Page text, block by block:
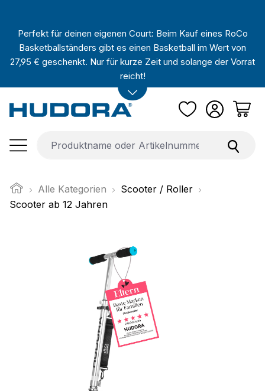
Perfekt für deinen eigenen Court: Beim Kauf eines RoCo
Basketballständers gibt es einen Basketball im Wert von
27,95 € geschenkt. Nur für kurze Zeit und solange der Vorrat
reicht!
Alle Kategorien
Scooter / Roller
Scooter ab 12 Jahren